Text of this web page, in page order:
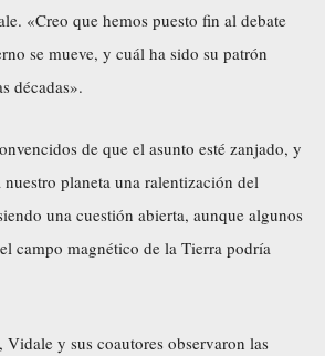
«Creo que hemos puesto fin al debate
se mueve, y cuál ha sido su patrón
décadas».
de que el asunto esté zanjado, y
planeta una ralentización del
una cuestión abierta, aunque algunos
campo magnético de la Tierra podría
Vidale y sus coautores observaron las